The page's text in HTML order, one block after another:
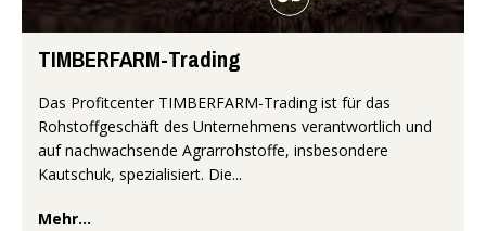
TIMBERFARM-Trading
Das Profitcenter TIMBERFARM-Trading ist für das
Rohstoffgeschäft des Unternehmens verantwortlich und
auf nachwachsende Agrarrohstoffe, insbesondere
Kautschuk, spezialisiert. Die...
Mehr...